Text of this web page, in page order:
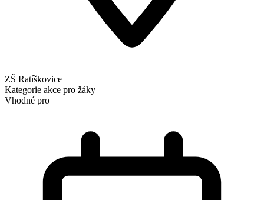
ZŠ Ratíškovice
Kategorie akce pro žáky
Vhodné pro